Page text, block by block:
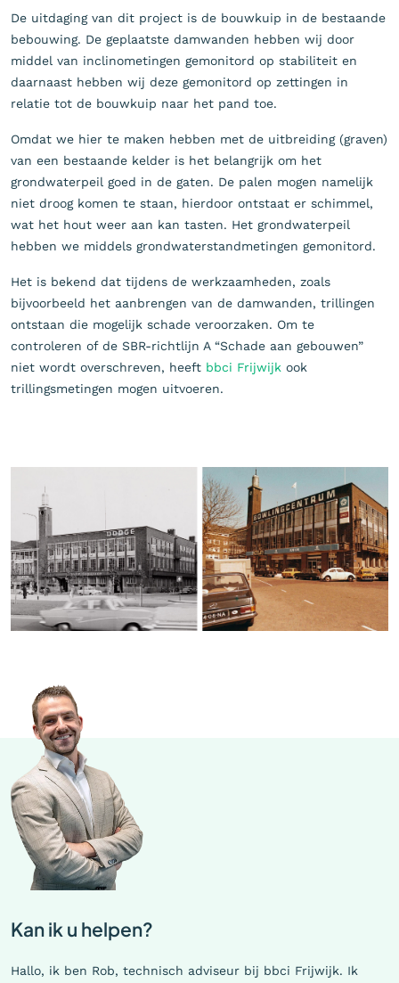
De uitdaging van dit project is de bouwkuip in de bestaande
bebouwing. De geplaatste damwanden hebben wij door
middel van inclinometingen gemonitord op stabiliteit en
daarnaast hebben wij deze gemonitord op zettingen in
relatie tot de bouwkuip naar het pand toe.
Omdat we hier te maken hebben met de uitbreiding (graven)
van een bestaande kelder is het belangrijk om het
grondwaterpeil goed in de gaten. De palen mogen namelijk
niet droog komen te staan, hierdoor ontstaat er schimmel,
wat het hout weer aan kan tasten. Het grondwaterpeil
hebben we middels grondwaterstandmetingen gemonitord.
Het is bekend dat tijdens de werkzaamheden, zoals
bijvoorbeeld het aanbrengen van de damwanden, trillingen
ontstaan die mogelijk schade veroorzaken. Om te
controleren of de SBR-richtlijn A “Schade aan gebouwen”
niet wordt overschreven, heeft bbci Frijwijk ook
trillingsmetingen mogen uitvoeren.
Kan ik u helpen?
Hallo, ik ben Rob, technisch adviseur bij bbci Frijwijk. Ik